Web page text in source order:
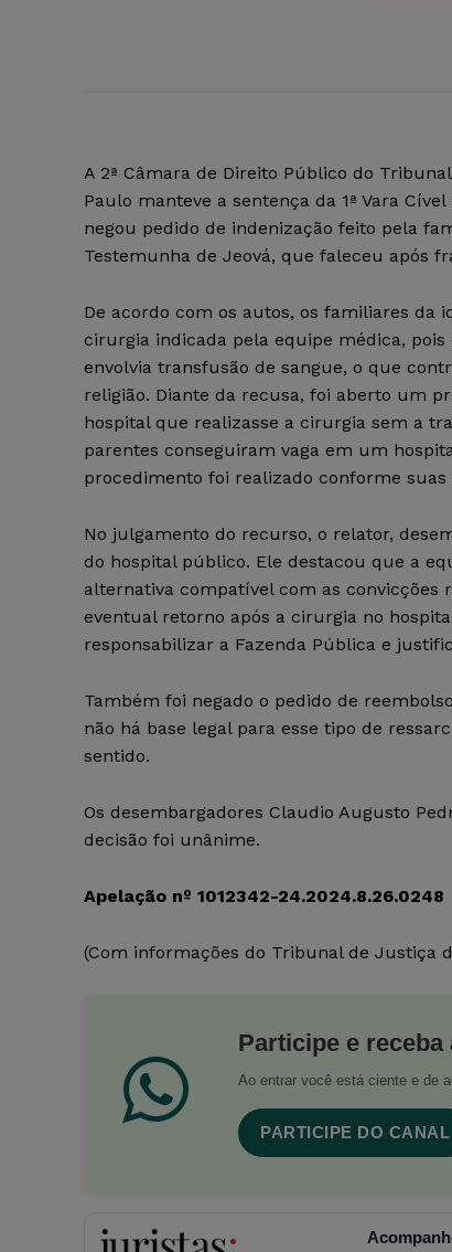
A 2ª Câmara de Direito Público do
Paulo manteve a sentença da 1ª Vara
negou pedido de indenização feito pela
Testemunha de Jeová, que faleceu após
De acordo com os autos, os familiares da
cirurgia indicada pela equipe médica,
envolvia transfusão de sangue, o que
religião. Diante da recusa, foi aberto um
hospital que realizasse a cirurgia sem a
parentes conseguiram vaga em um
procedimento foi realizado conforme
No julgamento do recurso, o relator,
do hospital público. Ele destacou que a
alternativa compatível com as convicções
eventual retorno após a cirurgia no
responsabilizar a Fazenda Pública e
Também foi negado o pedido de
não há base legal para esse tipo de
sentido.
Os desembargadores Claudio Augusto
decisão foi unânime.
Apelação nº 1012342-24.2024.8.26.0248
(Com informações do Tribunal de Justiça
Participe e
Ao entrar você está ciente e de
PARTICIPE DO CANAL